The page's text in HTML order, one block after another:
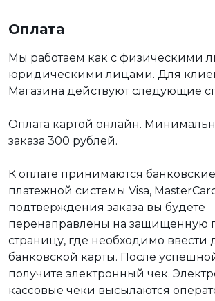
Оплата
Мы работаем как с физическими
юридическими лицами. Для
Магазина действуют следующие
Оплата картой онлайн.
заказа 300 рублей.
К оплате принимаются
платежной системы Visa,
подтверждения заказа вы будете
перенаправлены на защищенную
страницу, где необходимо
банковской карты. После
получите электронный чек.
кассовые чеки высылаются